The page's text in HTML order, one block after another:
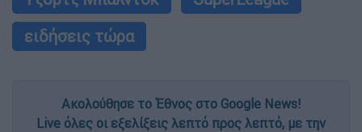
ειδήσεις τώρα
Ακολούθησε το Έθνος στο Google News!
Live όλες οι εξελίξεις λεπτό προς λεπτό, με την